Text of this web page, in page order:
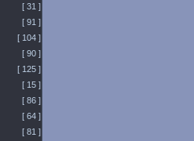
[ 31 ]
[ 91 ]
[ 104 ]
[ 90 ]
[ 125 ]
[ 15 ]
[ 86 ]
[ 64 ]
[ 81 ]